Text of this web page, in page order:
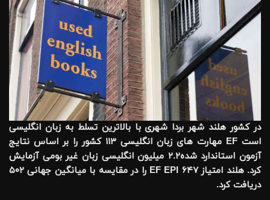
در کشور هلند شهر بردا شهری با بالاترین تسلط به زبان انگلیسی
است EF مهارت های زبان انگلیسی ۱۱۳ کشور را بر اساس نتایج
آزمون استاندارد شده۲.۲ میلیون انگلیسی زبان غیر بومی آزمایش
کرد. هلند امتیاز EF EPI ۶۴۷ را در مقایسه با میانگین جهانی ۵۰۲
دریافت کرد.